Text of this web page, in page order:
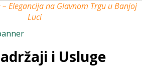
Elegancija na Glavnom Trgu u Banjoj
Luci
i Usluge